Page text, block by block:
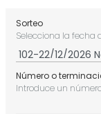
Sorteo
Selecciona la fecha
Número o
Introduce un